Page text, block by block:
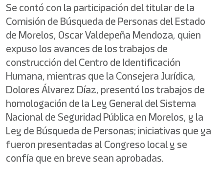
Se contó con la participación del titular de la
Comisión de Búsqueda de Personas del Estado
de Morelos, Oscar Valdepeña Mendoza, quien
expuso los avances de los trabajos de
construcción del Centro de Identificación
Humana, mientras que la Consejera Jurídica,
Dolores Álvarez Díaz, presentó los trabajos de
homologación de la Ley General del Sistema
Nacional de Seguridad Pública en Morelos, y la
Ley de Búsqueda de Personas; iniciativas que ya
fueron presentadas al Congreso local y se
confía que en breve sean aprobadas.